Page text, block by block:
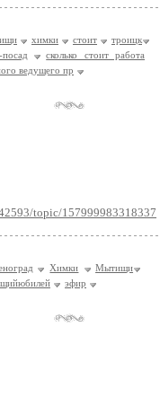
химки стоит
троицк
сколько стоит работа
ведущего пр
topic/157999983318337
Химки
Мытищи
эфир